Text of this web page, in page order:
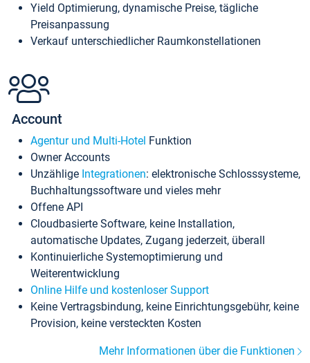
Yield Optimierung, dynamische Preise, tägliche
Preisanpassung
Verkauf unterschiedlicher Raumkonstellationen
Account
Agentur und Multi-Hotel Funktion
Owner Accounts
Unzählige Integrationen: elektronische Schlosssysteme,
Buchhaltungssoftware und vieles mehr
Offene API
Cloudbasierte Software, keine Installation,
automatische Updates, Zugang jederzeit, überall
Kontinuierliche Systemoptimierung und
Weiterentwicklung
Online Hilfe und kostenloser Support
Keine Vertragsbindung, keine Einrichtungsgebühr, keine
Provision, keine versteckten Kosten
Mehr Informationen über die Funktionen